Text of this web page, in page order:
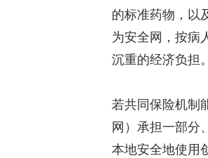
的标准药物，以
为安全网，按病
沉重的经济负担。
若共同保险机制
网）承担一部分
本地安全地使用